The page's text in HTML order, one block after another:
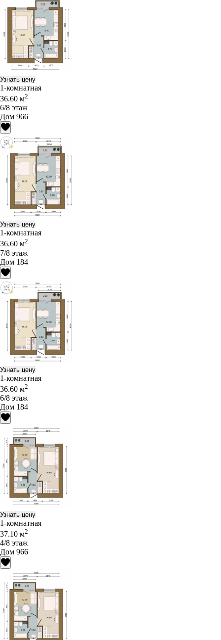
Узнать цену
1-комнатная
36.60 м2
6/8 этаж
Дом 966
Узнать цену
1-комнатная
36.60 м2
7/8 этаж
Дом 184
Узнать цену
1-комнатная
36.60 м2
6/8 этаж
Дом 184
Узнать цену
1-комнатная
37.10 м2
4/8 этаж
Дом 966